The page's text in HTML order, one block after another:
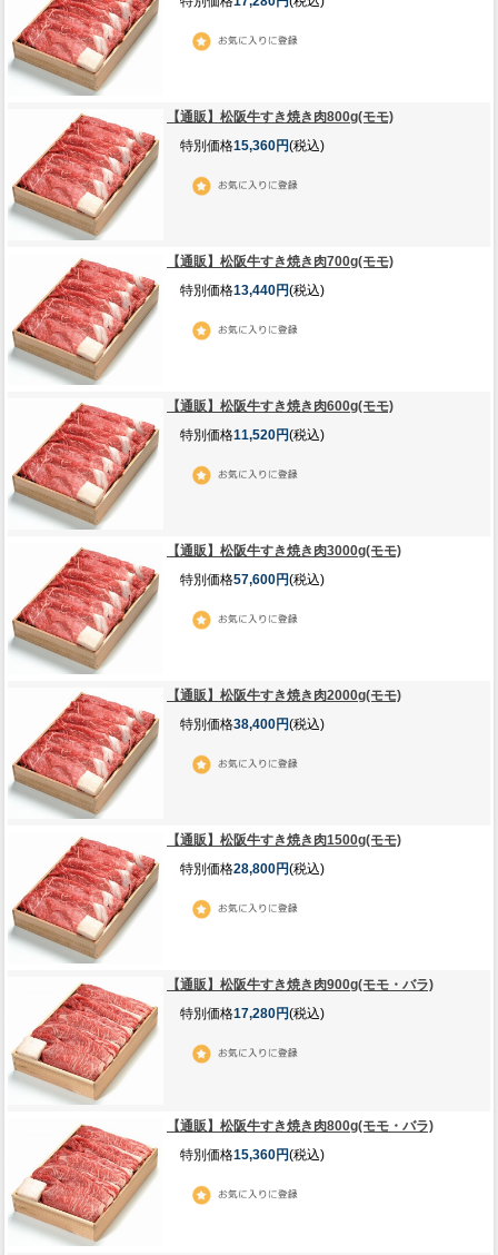
【通販】松阪牛すき焼き肉800g(モモ)
特別価格15,360円(税込)
【通販】松阪牛すき焼き肉700g(モモ)
特別価格13,440円(税込)
【通販】松阪牛すき焼き肉600g(モモ)
特別価格11,520円(税込)
【通販】松阪牛すき焼き肉3000g(モモ)
特別価格57,600円(税込)
【通販】松阪牛すき焼き肉2000g(モモ)
特別価格38,400円(税込)
【通販】松阪牛すき焼き肉1500g(モモ)
特別価格28,800円(税込)
【通販】松阪牛すき焼き肉900g(モモ・バラ)
特別価格17,280円(税込)
【通販】松阪牛すき焼き肉800g(モモ・バラ)
特別価格15,360円(税込)